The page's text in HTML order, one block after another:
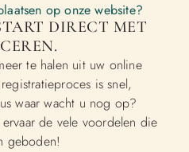
op onze website?
DIRECT MET
te halen uit uw online
is snel,
waar wacht u nog op?
de vele voordelen die
geboden!